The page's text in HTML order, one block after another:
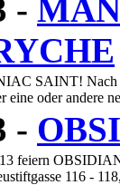
-
SAINT! Nach
eine oder andere
-
feiern
116 -